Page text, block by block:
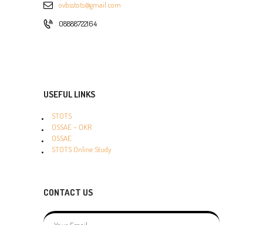
ovbsstots@gmail.com
08888722164
USEFUL LINKS
STOTS
OSSAE – OKR
OSSAE
STOTS Online Study
CONTACT US